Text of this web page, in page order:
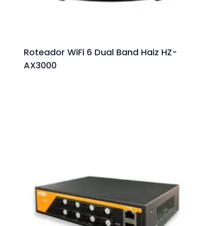
Roteador WiFi 6 Dual Band Haiz HZ-
AX3000